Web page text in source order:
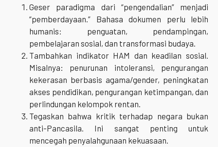
Geser paradigma dari “pengendalian” menjadi
“pemberdayaan.” Bahasa dokumen perlu lebih
humanis: penguatan, pendampingan,
pembelajaran sosial, dan transformasi budaya.
Tambahkan indikator HAM dan keadilan sosial.
Misalnya: penurunan intoleransi, pengurangan
kekerasan berbasis agama/gender, peningkatan
akses pendidikan, pengurangan ketimpangan, dan
perlindungan kelompok rentan.
Tegaskan bahwa kritik terhadap negara bukan
anti-Pancasila. Ini sangat penting untuk
mencegah penyalahgunaan kekuasaan.